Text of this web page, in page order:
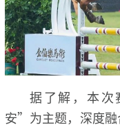
据了解，本
安”为主题，深度融